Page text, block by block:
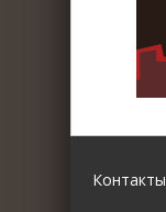
Контакты